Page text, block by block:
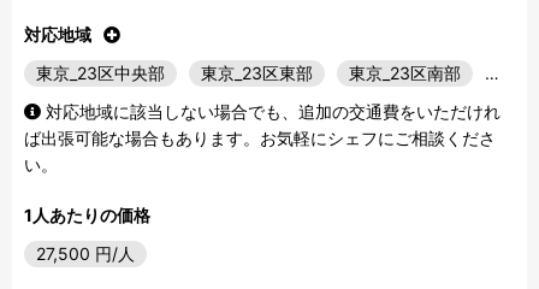
対応地域
東京_23区中央部
東京_23区東部 東京_23区南部
…
対応地域に該当しない場合でも、追加の交通費をいただけれ
ば出張可能な場合もあります。お気軽にシェフにご相談くださ
い。
1人あたりの価格
27,500 円/人